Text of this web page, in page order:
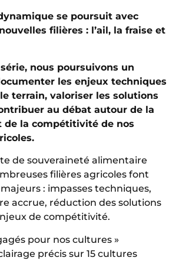
se poursuit avec
filières : l’ail, la fraise et
nous poursuivons un
les enjeux techniques
terrain, valoriser les solutions
au débat autour de la
de la compétitivité de nos
de souveraineté alimentaire
filières agricoles font
: impasses techniques,
accrue, réduction des solutions
de compétitivité.
pour nos cultures »
précis sur 15 cultures